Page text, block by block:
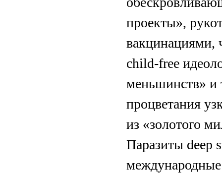
проекты»,
вакцинациями,
child-free
меньшинств» и
процветания
из «золотого
Паразиты deep